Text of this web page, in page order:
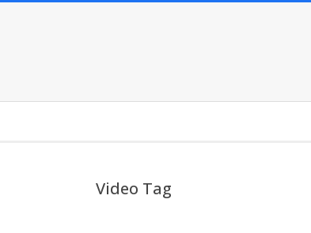
Video Tag